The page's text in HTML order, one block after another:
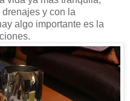
y con la
algo importante es la